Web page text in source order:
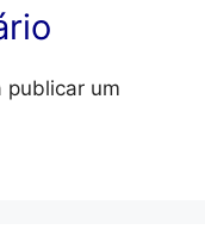
publicar um